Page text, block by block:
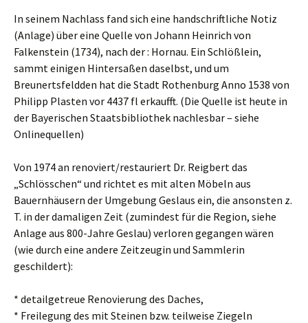
In seinem Nachlass fand sich eine handschriftliche Notiz
(Anlage) über eine Quelle von Johann Heinrich von
Falkenstein (1734), nach der : Hornau. Ein Schlößlein,
sammt einigen Hintersaßen daselbst, und um
Breunertsfeldden hat die Stadt Rothenburg Anno 1538 von
Philipp Plasten vor 4437 fl erkaufft. (Die Quelle ist heute in
der Bayerischen Staatsbibliothek nachlesbar – siehe
Onlinequellen)
Von 1974 an renoviert/restauriert Dr. Reigbert das
„Schlösschen“ und richtet es mit alten Möbeln aus
Bauernhäusern der Umgebung Geslaus ein, die ansonsten z.
T. in der damaligen Zeit (zumindest für die Region, siehe
Anlage aus 800-Jahre Geslau) verloren gegangen wären
(wie durch eine andere Zeitzeugin und Sammlerin
geschildert):
* detailgetreue Renovierung des Daches,
* Freilegung des mit Steinen bzw. teilweise Ziegeln